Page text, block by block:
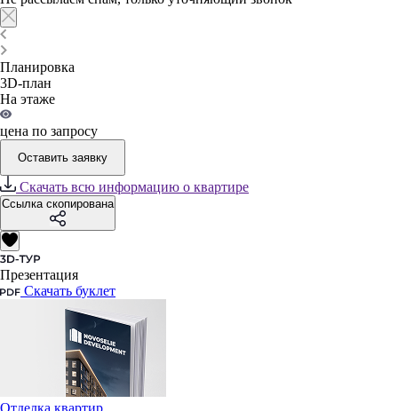
Планировка
3D-план
На этаже
цена по запросу
Оставить заявку
Скачать всю информацию о квартире
Ссылка скопирована
Презентация
Скачать буклет